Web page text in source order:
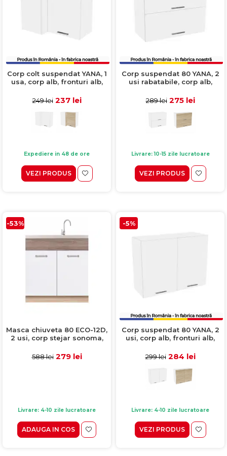
Corp colt suspendat YANA, 1
usa, corp alb, fronturi alb,
249 lei 237 lei
Expediere in 48 de ore
VEZI PRODUS
Corp suspendat 80 YANA, 2
usi rabatabile, corp alb,
289 lei 275 lei
Livrare: 10-15 zile lucratoare
VEZI PRODUS
-53%
Masca chiuveta 80 ECO-12D,
2 usi, corp stejar sonoma,
sanremo, 80x51x82 cm
588 lei 279 lei
Livrare: 4-10 zile lucratoare
ADAUGA IN COS
-5%
Corp suspendat 80 YANA, 2
usi, corp alb, fronturi alb,
299 lei 284 lei
Livrare: 4-10 zile lucratoare
VEZI PRODUS